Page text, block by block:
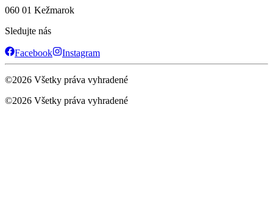
060 01 Kežmarok
Sledujte nás
Facebook Instagram
©2026 Všetky práva vyhradené
©2026 Všetky práva vyhradené